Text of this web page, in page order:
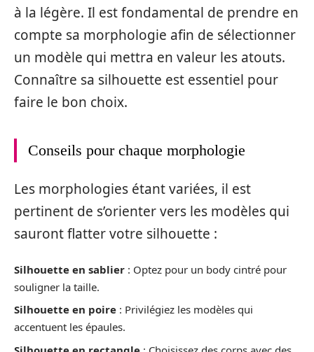
à la légère. Il est fondamental de prendre en
compte sa morphologie afin de sélectionner
un modèle qui mettra en valeur les atouts.
Connaître sa silhouette est essentiel pour
faire le bon choix.
Conseils pour chaque morphologie
Les morphologies étant variées, il est
pertinent de s’orienter vers les modèles qui
sauront flatter votre silhouette :
Silhouette en sablier : Optez pour un body cintré pour
souligner la taille.
Silhouette en poire : Privilégiez les modèles qui
accentuent les épaules.